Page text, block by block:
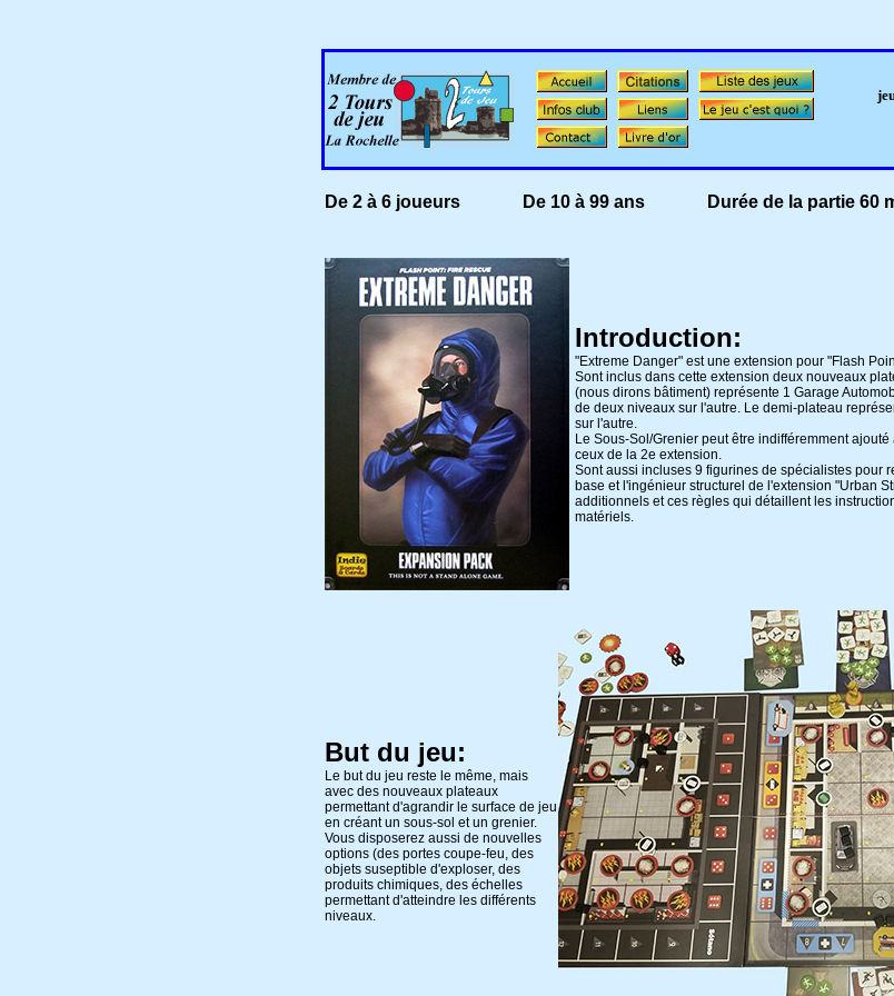
De 2 à 6 joueurs De 10 à 99 ans Durée de la partie 60
Introduction:
"Extreme Danger" est une extension pour "Flash
Sont inclus dans cette extension deux nouveaux
(nous dirons bâtiment) représente 1 Garage
de deux niveaux sur l'autre. Le demi-plateau
sur l'autre.
Le Sous-Sol/Grenier peut être indifféremment
ceux de la 2e extension.
Sont aussi incluses 9 figurines de spécialistes pour
base et l'ingénieur structurel de l'extension "Urban
additionnels et ces règles qui détaillent les
matériels.
But du jeu:
Le but du jeu reste le même, mais
avec des nouveaux plateaux
permettant d'agrandir le surface de jeu
en créant un sous-sol et un grenier.
Vous disposerez aussi de nouvelles
options (des portes coupe-feu, des
objets suseptible d'exploser, des
produits chimiques, des échelles
permettant d'atteindre les différents
niveaux.